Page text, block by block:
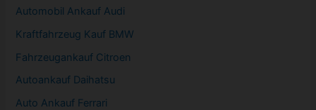
Automobil Ankauf Audi
Kraftfahrzeug Kauf BMW
Fahrzeugankauf Citroen
Autoankauf Daihatsu
Auto Ankauf Ferrari